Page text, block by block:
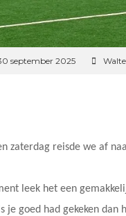
september 2025
zaterdag reisde we af
leek het een
je goed had gekeken dan